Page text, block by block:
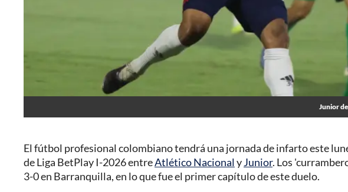
Junior
El fútbol profesional colombiano tendrá una jornada de infarto este
de Liga BetPlay I-2026 entreAtlético NacionalyJunior. Los
3-0 en Barranquilla, en lo que fue el primer capítulo de este duelo.